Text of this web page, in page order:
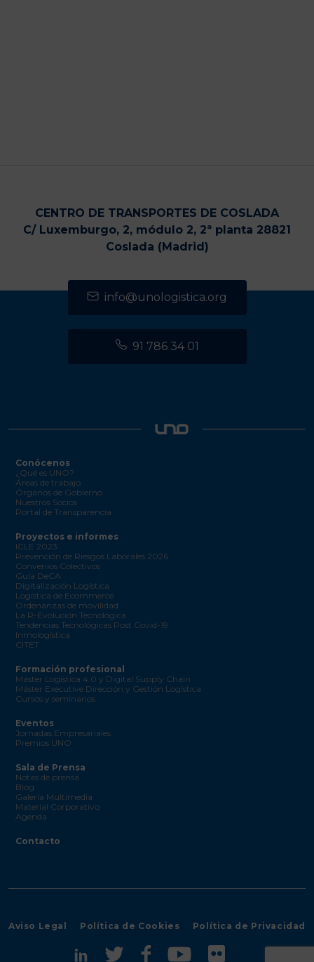
CENTRO DE TRANSPORTES DE COSLADA
C/ Luxemburgo, 2, módulo 2, 2ª planta 28821
Coslada (Madrid)
info@unologistica.org
91 786 34 01
Conócenos
¿Qué es UNO?
Áreas de trabajo
Órganos de Gobierno
Nuestros Socios
Portal de Transparencia
Proyectos e informes
ICLE 2023
Prevención de Riesgos Laborales 2026
Convenios Colectivos
Guía DeCA
Digitalización Logística
Logística de Ecommerce
Ordenanzas de movilidad
La R-Evolución Tecnológica
Tendencias Tecnológicas Post Covid-19
Inmologística
CITET
Formación profesional
Máster Logística 4.0 y Digital Supply Chain
Máster Executive Dirección y Gestión Logística
Cursos y seminarios
Eventos
Jornadas Empresariales
Premios UNO
Sala de Prensa
Notas de prensa
Blog
Galería Multimedia
Material Corporativo
Agenda
Contacto
Aviso Legal Política de Cookies Política de Privacidad